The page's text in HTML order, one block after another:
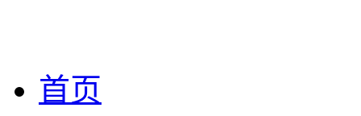
首页